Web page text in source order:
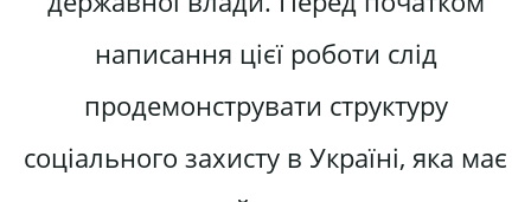
написання цієї роботи слід
продемонструвати структуру
соціального захисту в Україні, яка має